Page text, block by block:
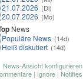
21.07.2026 (Di)
20.07.2026 (Mo)
News
Populäre News (14d)
Heiß diskutiert (14d)
News-Ansicht konfigurieren
| Ignore | Notifies